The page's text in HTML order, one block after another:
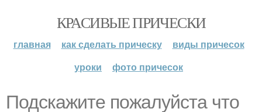
КРАСИВЫЕ ПРИЧЕСКИ
главная как сделать прическу
виды причесок
уроки
фото причесок
Подскажите пожалуйста что